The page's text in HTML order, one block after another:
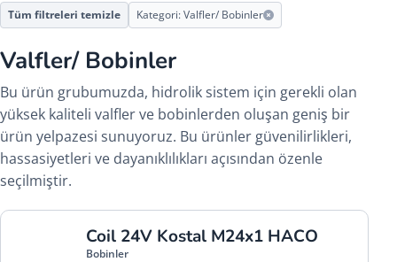
Tüm filtreleri temizle Kategori: Valfler/ Bobinler
Valfler/ Bobinler
Bu ürün grubumuzda, hidrolik sistem için gerekli olan
yüksek kaliteli valfler ve bobinlerden oluşan geniş bir
ürün yelpazesi sunuyoruz. Bu ürünler güvenilirlikleri,
hassasiyetleri ve dayanıklılıkları açısından özenle
seçilmiştir.
Coil 24V Kostal M24x1 HACO
Bobinler